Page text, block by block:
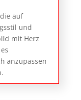
auf
und
mit Herz
anzupassen